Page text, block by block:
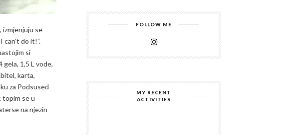
izmjenjuju se
do it!”.
si
1,5 L vode,
karta,
za Podsused
topim se u
na njezin
FOLLOW ME
MY RECENT
ACTIVITIES